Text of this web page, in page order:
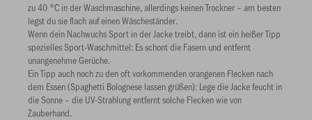
zu 40 °C in der Waschmaschine, allerdings keinen Trockner – am besten
legst du sie flach auf einen Wäscheständer.
Wenn dein Nachwuchs Sport in der Jacke treibt, dann ist ein heißer Tipp
spezielles Sport-Waschmittel: Es schont die Fasern und entfernt
unangenehme Gerüche.
Ein Tipp auch noch zu den oft vorkommenden orangenen Flecken nach
dem Essen (Spaghetti Bolognese lassen grüßen): Lege die Jacke feucht in
die Sonne – die UV-Strahlung entfernt solche Flecken wie von
Zauberhand.